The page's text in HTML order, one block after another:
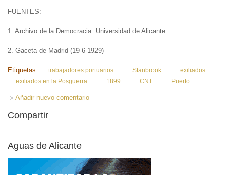
FUENTES:
1. Archivo de la Democracia. Universidad de Alicante
2. Gaceta de Madrid (19-6-1929)
Etiquetas: trabajadores portuarios Stanbrook
exiliados
exiliados en la Posguerra
1899 CNT Puerto
Añadir nuevo comentario
Compartir
Aguas de Alicante